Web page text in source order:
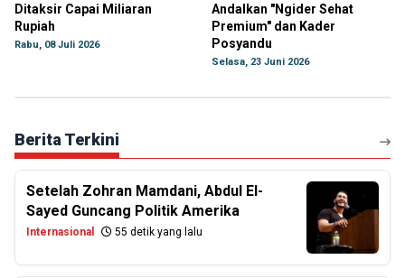
Ditaksir Capai Miliaran
Rupiah
Rabu, 08 Juli 2026
Andalkan "Ngider Sehat
Premium" dan Kader
Posyandu
Selasa, 23 Juni 2026
Berita Terkini
Setelah Zohran Mamdani, Abdul El-
Sayed Guncang Politik Amerika
Internasional 55 detik yang lalu